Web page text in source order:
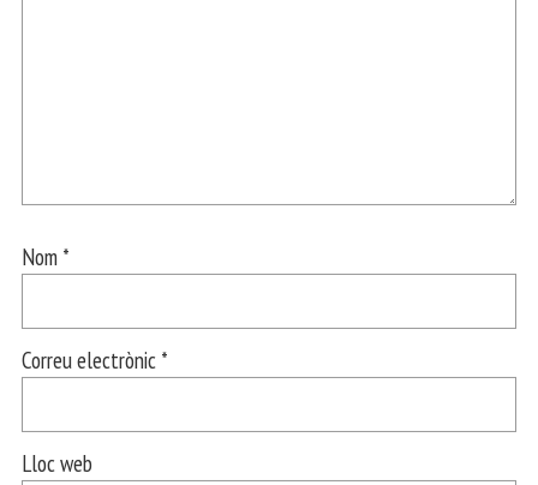
Nom *
Correu electrònic *
Lloc web